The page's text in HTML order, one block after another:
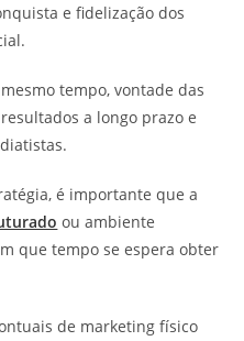
e fidelização dos
tempo, vontade das
a longo prazo e
é importante que a
ou ambiente
que tempo se espera obter
de marketing físico